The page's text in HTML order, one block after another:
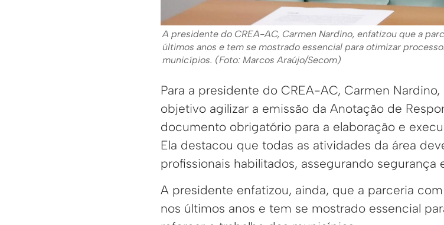
A presidente do CREA-AC, Carmen Nardino, enfatizou que a
últimos anos e tem se mostrado essencial para otimizar
municípios. (Foto: Marcos Araújo/Secom)
Para a presidente do CREA-AC, Carmen
objetivo agilizar a emissão da Anotação de
documento obrigatório para a elaboração e
Ela destacou que todas as atividades da área
profissionais habilitados, assegurando segurança
A presidente enfatizou, ainda, que a parceria
nos últimos anos e tem se mostrado essencial